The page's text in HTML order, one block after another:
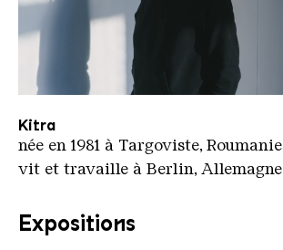
Kitra
Copyright: Nicu Duta
Kitra
née en 1981 à Targoviste, Roumanie
vit et travaille à Berlin, Allemagne
Expositions